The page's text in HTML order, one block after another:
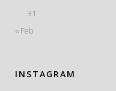
31
« Feb
INSTAGRAM